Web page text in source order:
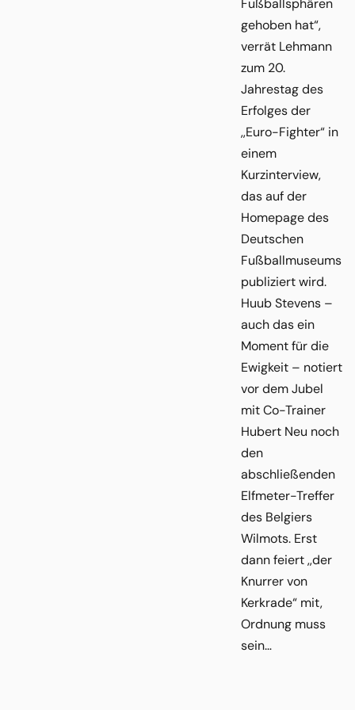
Fußballsphären
gehoben hat“,
verrät Lehmann
zum 20.
Jahrestag des
Erfolges der
,,Euro-Fighter“ in
einem
Kurzinterview,
das auf der
Homepage des
Deutschen
Fußballmuseums
publiziert wird.
Huub Stevens –
auch das ein
Moment für die
Ewigkeit – notiert
vor dem Jubel
mit Co-Trainer
Hubert Neu noch
den
abschließenden
Elfmeter-Treffer
des Belgiers
Wilmots. Erst
dann feiert ,,der
Knurrer von
Kerkrade“ mit,
Ordnung muss
sein…